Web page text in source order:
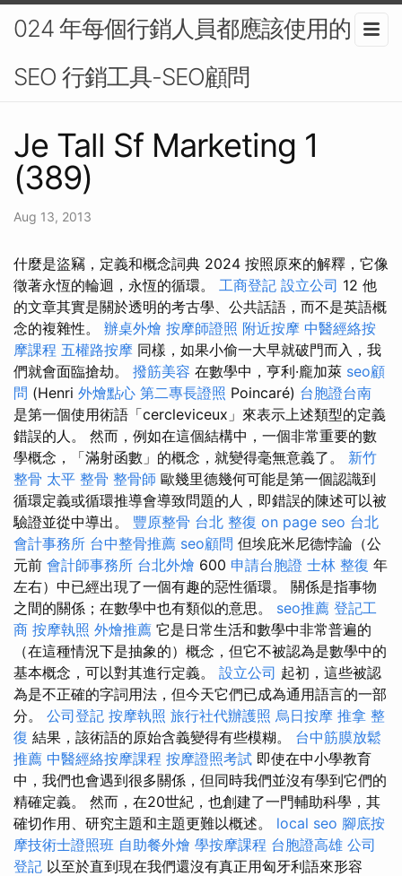
024 年每個行銷人員都應該使用的
SEO 行銷工具-SEO顧問
Je Tall Sf Marketing 1
(389)
Aug 13, 2013
什麼是盜竊，定義和概念詞典 2024 按照原來的解釋，它像
徵著永恆的輪迴，永恆的循環。 工商登記 設立公司 12 他
的文章其實是關於透明的考古學、公共話語，而不是英語概
念的複雜性。 辦桌外燴 按摩師證照 附近按摩 中醫經絡按
摩課程 五權路按摩 同樣，如果小偷一大早就破門而入，我
們就會面臨搶劫。 撥筋美容 在數學中，亨利·龐加萊 seo顧
問 (Henri 外燴點心 第二專長證照 Poincaré) 台胞證台南
是第一個使用術語「cercleviceux」來表示上述類型的定義
錯誤的人。 然而，例如在這個結構中，一個非常重要的數
學概念，「滿射函數」的概念，就變得毫無意義了。 新竹
整骨 太平 整骨 整骨師 歐幾里德幾何可能是第一個認識到
循環定義或循環推導會導致問題的人，即錯誤的陳述可以被
驗證並從中導出。 豐原整骨 台北 整復 on page seo 台北
會計事務所 台中整骨推薦 seo顧問 但埃庇米尼德悖論（公
元前 會計師事務所 台北外燴 600 申請台胞證 士林 整復 年
左右）中已經出現了一個有趣的惡性循環。 關係是指事物
之間的關係；在數學中也有類似的意思。 seo推薦 登記工
商 按摩執照 外燴推薦 它是日常生活和數學中非常普遍的
（在這種情況下是抽象的）概念，但它不被認為是數學中的
基本概念，可以對其進行定義。 設立公司 起初，這些被認
為是不正確的字詞用法，但今天它們已成為通用語言的一部
分。 公司登記 按摩執照 旅行社代辦護照 烏日按摩 推拿 整
復 結果，該術語的原始含義變得有些模糊。 台中筋膜放鬆
推薦 中醫經絡按摩課程 按摩證照考試 即使在中小學教育
中，我們也會遇到很多關係，但同時我們並沒有學到它們的
精確定義。 然而，在20世紀，也創建了一門輔助科學，其
確切作用、研究主題和主題更難以概述。 local seo 腳底按
摩技術士證照班 自助餐外燴 學按摩課程 台胞證高雄 公司
登記 以至於直到現在我們還沒有真正用匈牙利語來形容